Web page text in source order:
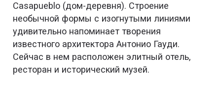
Casapueblo (дом-деревня). Строение
необычной формы с изогнутыми линиями
удивительно напоминает творения
известного архитектора Антонио Гауди.
Сейчас в нем расположен элитный отель,
ресторан и исторический музей.